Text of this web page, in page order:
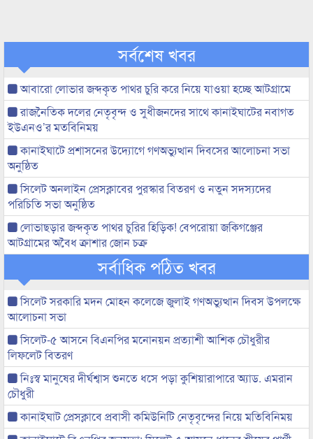
সর্বশেষ খবর
আবারো লোভার জব্দকৃত পাথর চুরি করে নিয়ে যাওয়া হচ্ছে আটগ্রামে
রাজনৈতিক দলের নেতৃবৃন্দ ও সুধীজনদের সাথে কানাইঘাটের নবাগত
ইউএনও’র মতবিনিময়
কানাইঘাটে প্রশাসনের উদ্যোগে গণঅভ্যুত্থান দিবসের আলোচনা সভা
অনুষ্ঠিত
সিলেট অনলাইন প্রেসক্লাবের পুরস্কার বিতরণ ও নতুন সদস্যদের
পরিচিতি সভা অনুষ্ঠিত
লোভাছড়ার জব্দকৃত পাথর চুরির হিড়িক! বেপরোয়া জকিগঞ্জের
আটগ্রামের অবৈধ ক্রাশার জোন চক্র
সর্বাধিক পঠিত খবর
সিলেট সরকারি মদন মোহন কলেজে জুলাই গণঅভ্যুত্থান দিবস উপলক্ষে
আলোচনা সভা
সিলেট-৫ আসনে বিএনপির মনোনয়ন প্রত্যাশী আশিক চৌধুরীর
লিফলেট বিতরণ
নিঃস্ব মানুষের দীর্ঘশ্বাস শুনতে ধসে পড়া কুশিয়ারাপারে অ্যাড. এমরান
চৌধুরী
কানাইঘাট প্রেসক্লাবে প্রবাসী কমিউনিটি নেতৃবৃন্দের নিয়ে মতিবিনিময়